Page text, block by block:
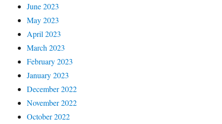
June 2023
May 2023
April 2023
March 2023
February 2023
January 2023
December 2022
November 2022
October 2022